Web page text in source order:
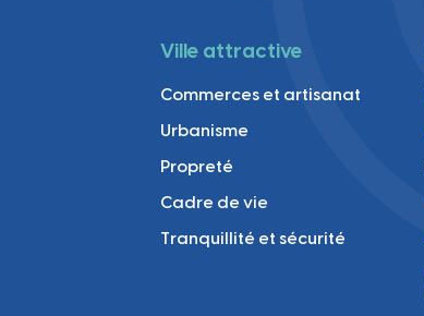
Ville attractive
Commerces et artisanat
Urbanisme
Propreté
Cadre de vie
Tranquillité et sécurité